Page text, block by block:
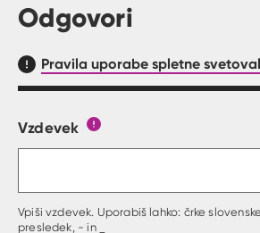
Odgovori
Pravila uporabe spletne
Obrazec, kjer lahko zastaviš
Vzdevek
Vpiši vzdevek. Uporabiš lahko: črke
presledek, - in _